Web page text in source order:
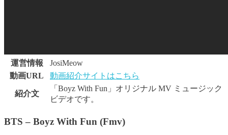
運営情報
JosiMeow
動画URL
動画紹介サイトはこちら
紹介文
「Boyz With Fun」オリジナル MV ミュージック
ビデオです。
BTS – Boyz With Fun (Fmv)